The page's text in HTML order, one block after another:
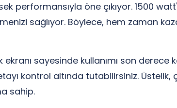
performansıyla öne çıkıyor. 1500
sağlıyor. Böylece, hem zaman
sayesinde kullanımı son derece
kontrol altında tutabilirsiniz. Üstelik,
sahip.